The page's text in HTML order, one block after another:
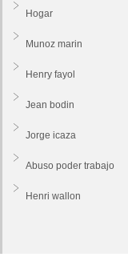
Hogar
Munoz marin
Henry fayol
Jean bodin
Jorge icaza
Abuso poder trabajo
Henri wallon